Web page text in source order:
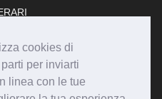
cookies di
per inviarti
linea con le tue